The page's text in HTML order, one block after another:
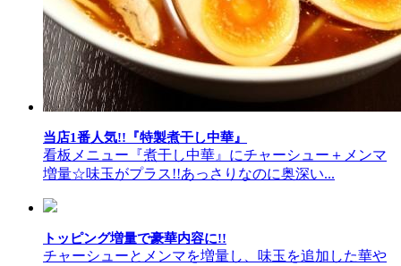
当店1番人気!!『特製煮干し中華』
看板メニュー『煮干し中華』にチャーシュー＋メンマ
増量☆味玉がプラス!!あっさりなのに奥深い...
トッピング増量で豪華内容に!!
チャーシューとメンマを増量し、味玉を追加した華や